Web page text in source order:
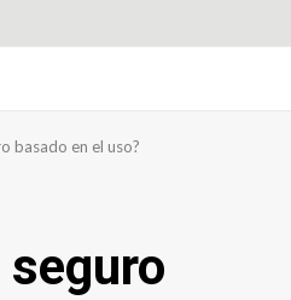
basado en el uso?
seguro